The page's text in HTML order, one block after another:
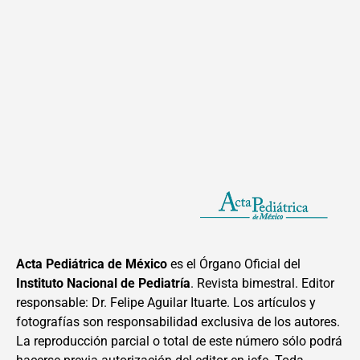
Acta Pediátrica de México es el Órgano Oficial del
Instituto Nacional de Pediatría. Revista bimestral. Editor
responsable: Dr. Felipe Aguilar Ituarte. Los artículos y
fotografías son responsabilidad exclusiva de los autores.
La reproducción parcial o total de este número sólo podrá